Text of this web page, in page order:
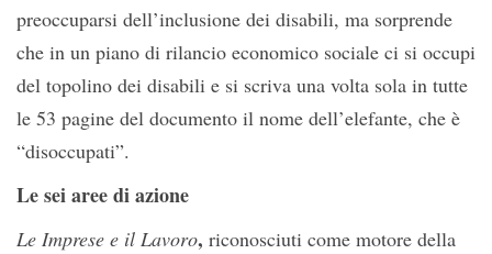
preoccuparsi dell’inclusione dei disabili, ma sorprende
che in un piano di rilancio economico sociale ci si occupi
del topolino dei disabili e si scriva una volta sola in tutte
le 53 pagine del documento il nome dell’elefante, che è
“disoccupati”.
Le sei aree di azione
Le Imprese e il Lavoro, riconosciuti come motore della